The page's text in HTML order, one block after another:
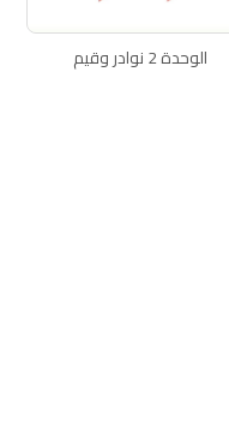
الوحدة 2 نوادر وقيم